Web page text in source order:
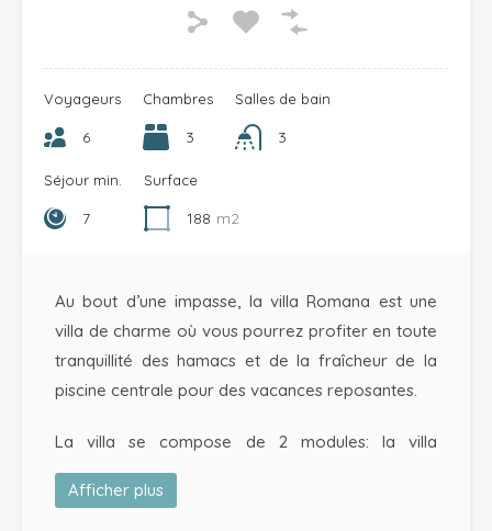
Voyageurs
6
Chambres
3
Salles de bain
3
Séjour min.
7
Surface
188 m2
Au bout d’une impasse, la villa Romana est une
villa de charme où vous pourrez profiter en toute
tranquillité des hamacs et de la fraîcheur de la
piscine centrale pour des vacances reposantes.
La villa se compose de 2 modules: la villa
principale avec deux chambres doubles
climatisées avec salle de douche privative, une
Afficher plus